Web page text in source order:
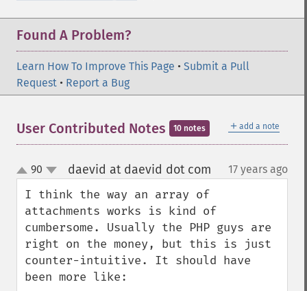
Found A Problem?
Learn How To Improve This Page • Submit a Pull
Request • Report a Bug
＋ add a note
User Contributed Notes 10 notes
up
down
90 daevid at daevid dot com 17 years ago
I think the way an array of
attachments works is kind of
cumbersome. Usually the PHP guys are
right on the money, but this is just
counter-intuitive. It should have
been more like: